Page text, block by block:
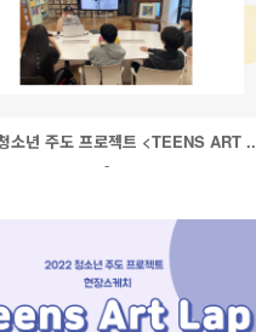
소년 주도 프로젝트 <TEENS ART ..
-